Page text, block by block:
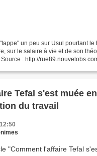
un peu sur Usul pourtant le
sur le salaire à vie et de son
: http://
Tefal s'est muée
du travail